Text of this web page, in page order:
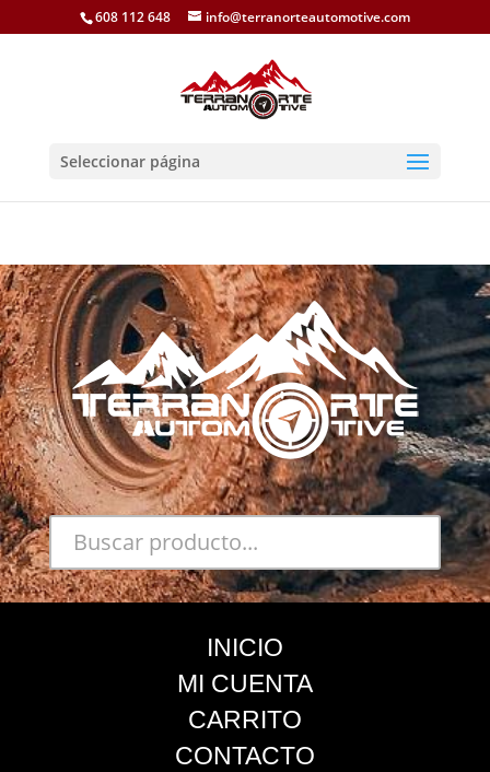
608 112 648 info@terranorteautomotive.com
Seleccionar página
INICIO
MI CUENTA
CARRITO
CONTACTO